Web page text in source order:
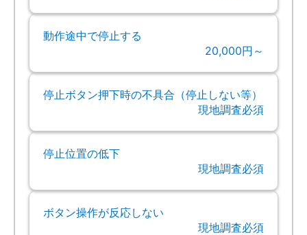
動作途中で停止する
20,000円～
停止ボタン押下時の不具合（停止しない等）
現地調査必須
停止位置の低下
現地調査必須
ボタン操作が反応しない
現地調査必須